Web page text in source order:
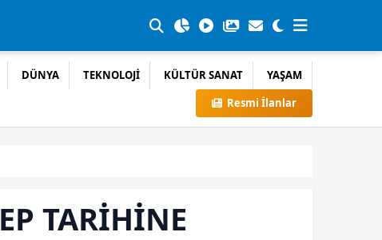
DÜNYA TEKNOLOJİ KÜLTÜR SANAT
YAŞAM
Resmi İlanlar
TARİHİNE